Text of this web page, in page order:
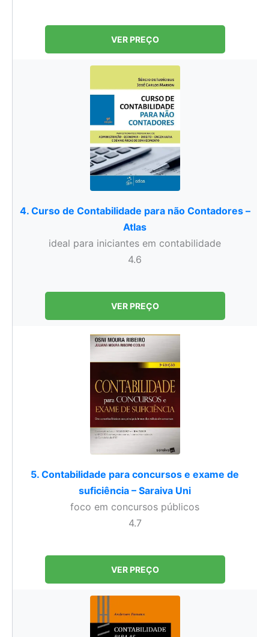
VER PREÇO
4. Curso de Contabilidade para não Contadores –
Atlas
ideal para iniciantes em contabilidade
4.6
VER PREÇO
5. Contabilidade para concursos e exame de
suficiência – Saraiva Uni
foco em concursos públicos
4.7
VER PREÇO